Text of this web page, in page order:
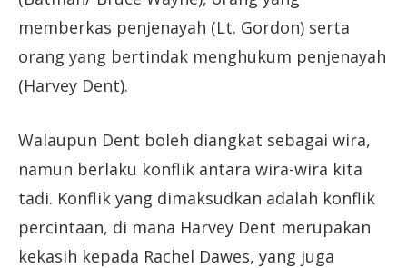
memberkas penjenayah (Lt. Gordon) serta
orang yang bertindak menghukum penjenayah
(Harvey Dent).
Walaupun Dent boleh diangkat sebagai wira,
namun berlaku konflik antara wira-wira kita
tadi. Konflik yang dimaksudkan adalah konflik
percintaan, di mana Harvey Dent merupakan
kekasih kepada Rachel Dawes, yang juga